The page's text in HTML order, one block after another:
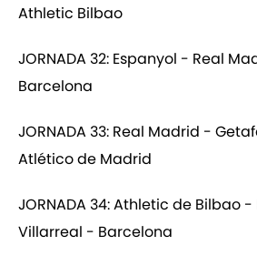
Athletic Bilbao
JORNADA 32: Espanyol - Real
Barcelona
JORNADA 33: Real Madrid -
Atlético de Madrid
JORNADA 34: Athletic de Bilbao
Villarreal - Barcelona